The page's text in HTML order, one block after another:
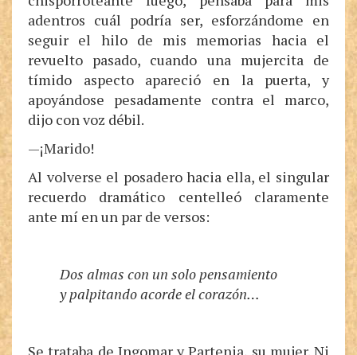
adentros cuál podría ser, esforzándome en
seguir el hilo de mis memorias hacia el
revuelto pasado, cuando una mujercita de
tímido aspecto apareció en la puerta, y
apoyándose pesadamente contra el marco,
dijo con voz débil.
—¡Marido!
Al volverse el posadero hacia ella, el singular
recuerdo dramático centelleó claramente
ante mí en un par de versos:
Dos almas con un solo pensamiento
y palpitando acorde el corazón…
Se trataba de Ingomar y Partenia, su mujer. Ni